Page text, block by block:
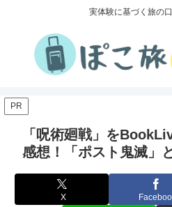
実体験に基づく旅の
PR
「呪術廻戦」を
感想！「ポスト鬼滅」
X